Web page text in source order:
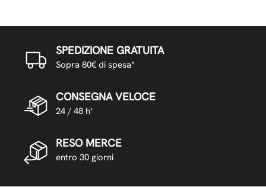
SPEDIZIONE GRATUITA
Sopra 80€ di spesa*
CONSEGNA VELOCE
24 / 48 h*
RESO MERCE
entro 30 giorni